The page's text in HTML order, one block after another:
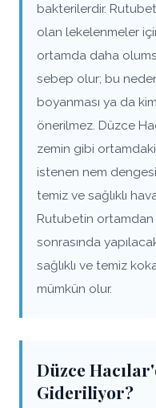
bakterilerdir.
olan lekelenmeler
ortamda daha
sebep olur; bu
boyanması ya da
önerilmez. Düzce
zemin gibi
istenen nem
temiz ve sağlıklı
Rutubetin
sonrasında
sağlıklı ve temiz
mümkün olur.
Düzce
Gideriliyor?